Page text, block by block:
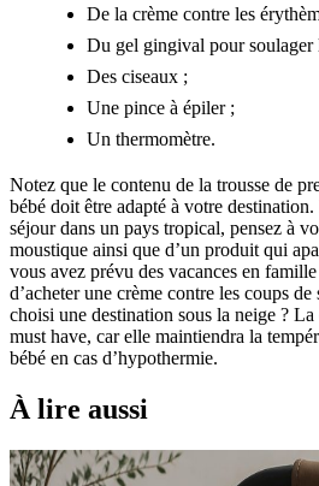
De la crème contre les
Du gel gingival pour soulager
Des ciseaux ;
Une pince à épiler ;
Un thermomètre.
Notez que le contenu de la trousse de
bébé doit être adapté à votre
séjour dans un pays tropical, pensez à
moustique ainsi que d’un produit qui
vous avez prévu des vacances en
d’acheter une crème contre les coups
choisi une destination sous la neige ?
must have, car elle maintiendra la
bébé en cas d’hypothermie.
À lire aussi